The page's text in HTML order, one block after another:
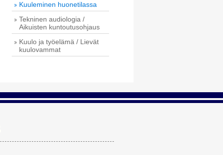
Kuuleminen huonetilassa
Tekninen audiologia /
Aikuisten kuntoutusohjaus
Kuulo ja työelämä / Lievät
kuulovammat